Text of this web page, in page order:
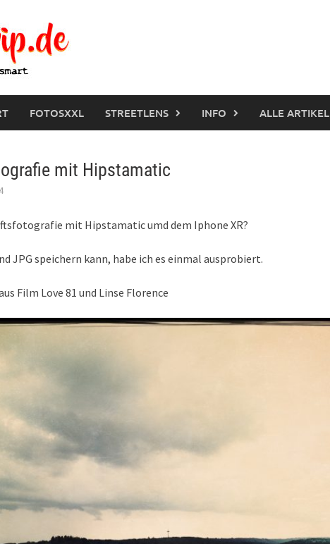
FOTOSXXL STREETLENS INFO ALLE ARTIKEL
mit Hipstamatic
mit Hipstamatic umd dem Iphone XR?
JPG speichern kann, habe ich es einmal ausprobiert.
Film Love 81 und Linse Florence